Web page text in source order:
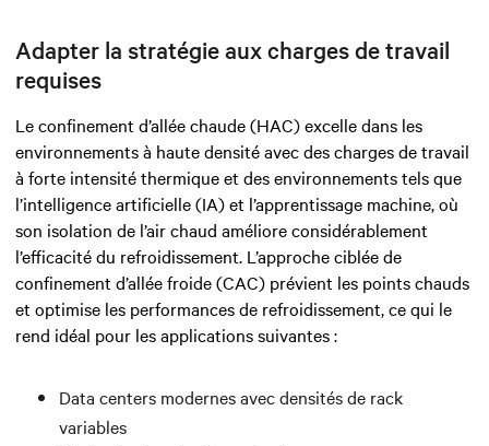
Adapter la stratégie aux charges de travail
requises
Le confinement d’allée chaude (HAC) excelle dans les
environnements à haute densité avec des charges de travail
à forte intensité thermique et des environnements tels que
l’intelligence artificielle (IA) et l’apprentissage machine, où
son isolation de l’air chaud améliore considérablement
l’efficacité du refroidissement. L’approche ciblée de
confinement d’allée froide (CAC) prévient les points chauds
et optimise les performances de refroidissement, ce qui le
rend idéal pour les applications suivantes :
Data centers modernes avec densités de rack
variables